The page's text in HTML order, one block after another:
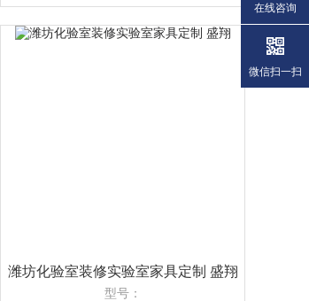
潍坊化验室装修实验室家具定制 盛翔
型号：
在线咨询
微信扫一扫